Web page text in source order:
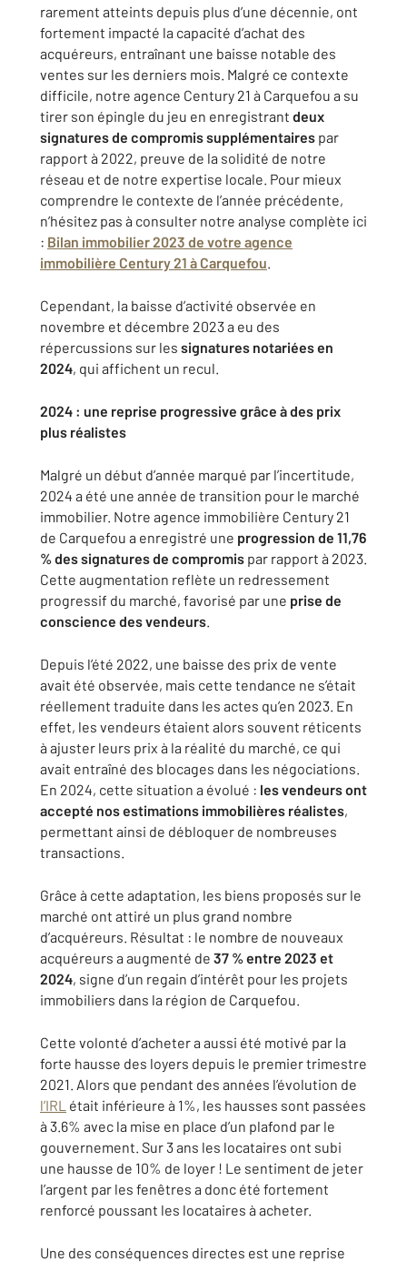
rarement atteints depuis plus d’une décennie, ont
fortement impacté la capacité d’achat des
acquéreurs, entraînant une baisse notable des
ventes sur les derniers mois. Malgré ce contexte
difficile, notre agence Century 21 à Carquefou a su
tirer son épingle du jeu en enregistrant deux
signatures de compromis supplémentaires par
rapport à 2022, preuve de la solidité de notre
réseau et de notre expertise locale. Pour mieux
comprendre le contexte de l’année précédente,
n’hésitez pas à consulter notre analyse complète ici
: Bilan immobilier 2023 de votre agence
immobilière Century 21 à Carquefou.
Cependant, la baisse d’activité observée en
novembre et décembre 2023 a eu des
répercussions sur les signatures notariées en
2024, qui affichent un recul.
2024 : une reprise progressive grâce à des prix
plus réalistes
Malgré un début d’année marqué par l’incertitude,
2024 a été une année de transition pour le marché
immobilier. Notre agence immobilière Century 21
de Carquefou a enregistré une progression de 11,76
% des signatures de compromis par rapport à 2023.
Cette augmentation reflète un redressement
progressif du marché, favorisé par une prise de
conscience des vendeurs.
Depuis l’été 2022, une baisse des prix de vente
avait été observée, mais cette tendance ne s’était
réellement traduite dans les actes qu’en 2023. En
effet, les vendeurs étaient alors souvent réticents
à ajuster leurs prix à la réalité du marché, ce qui
avait entraîné des blocages dans les négociations.
En 2024, cette situation a évolué : les vendeurs ont
accepté nos estimations immobilières réalistes,
permettant ainsi de débloquer de nombreuses
transactions.
Grâce à cette adaptation, les biens proposés sur le
marché ont attiré un plus grand nombre
d’acquéreurs. Résultat : le nombre de nouveaux
acquéreurs a augmenté de 37 % entre 2023 et
2024, signe d’un regain d’intérêt pour les projets
immobiliers dans la région de Carquefou.
Cette volonté d’acheter a aussi été motivé par la
forte hausse des loyers depuis le premier trimestre
2021. Alors que pendant des années l’évolution de
l’IRL était inférieure à 1%, les hausses sont passées
à 3.6% avec la mise en place d’un plafond par le
gouvernement. Sur 3 ans les locataires ont subi
une hausse de 10% de loyer ! Le sentiment de jeter
l’argent par les fenêtres a donc été fortement
renforcé poussant les locataires à acheter.
Une des conséquences directes est une reprise